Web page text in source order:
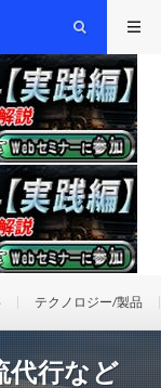
テクノロジー/製品
代行など